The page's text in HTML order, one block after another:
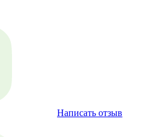
Написать отзыв